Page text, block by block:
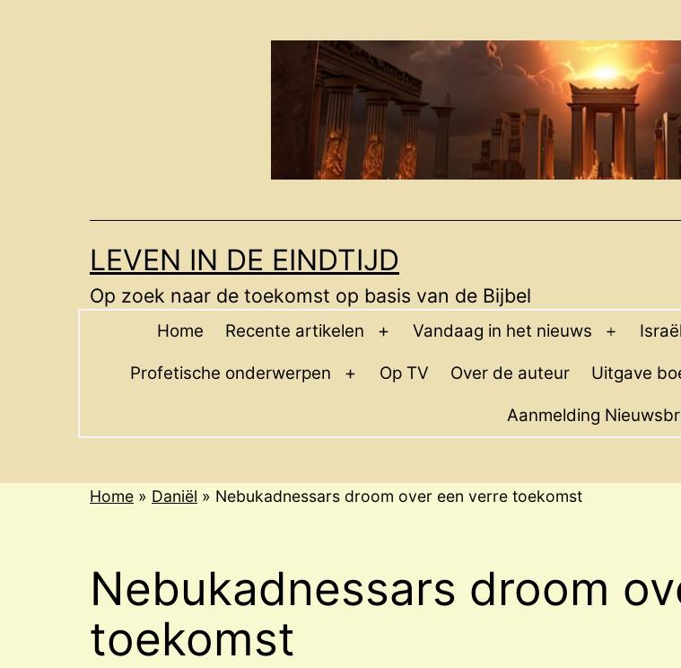
LEVEN IN DE EINDTIJD
Op zoek naar de toekomst op basis van de Bijbel
Home Recente artikelen
Open
menu
Vandaag in het nieuws
Open
menu
Profetische onderwerpen
Open
Op TV Over de auteur Uitgave
Aanmelding
Home » Daniël » Nebukadnessars droom over een verre toekomst
Nebukadnessars droom
toekomst